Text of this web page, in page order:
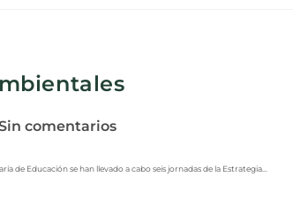
comentarios
de Educación se han llevado a cabo seis jornadas de la Estrategia…